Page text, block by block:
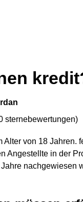
sternebewertungen)
Alter von 18 Jahren.
Angestellte in der
nachgewiesen